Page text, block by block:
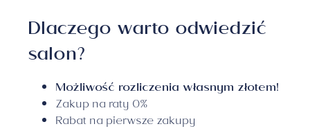
Dlaczego warto odwiedzić
salon?
Możliwość rozliczenia własnym złotem!
Zakup na raty 0%
Rabat na pierwsze zakupy